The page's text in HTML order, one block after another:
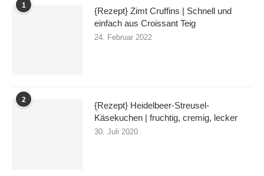
1
{Rezept} Zimt Cruffins | Schnell und
einfach aus Croissant Teig
24. Februar 2022
2
{Rezept} Heidelbeer-Streusel-
Käsekuchen | fruchtig, cremig, lecker
30. Juli 2020